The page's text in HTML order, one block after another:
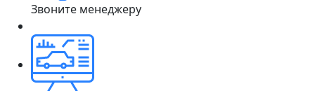
Звоните менеджеру